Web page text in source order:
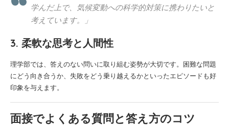
学んだ上で、気候変動への科学的対策に携わりたいと
考えています。」
3. 柔軟な思考と人間性
理学部では、答えのない問いに取り組む姿勢が大切です。困難な問題
にどう向き合うか、失敗をどう乗り越えるかといったエピソードも好
印象を与えます。
面接でよくある質問と答え方のコツ